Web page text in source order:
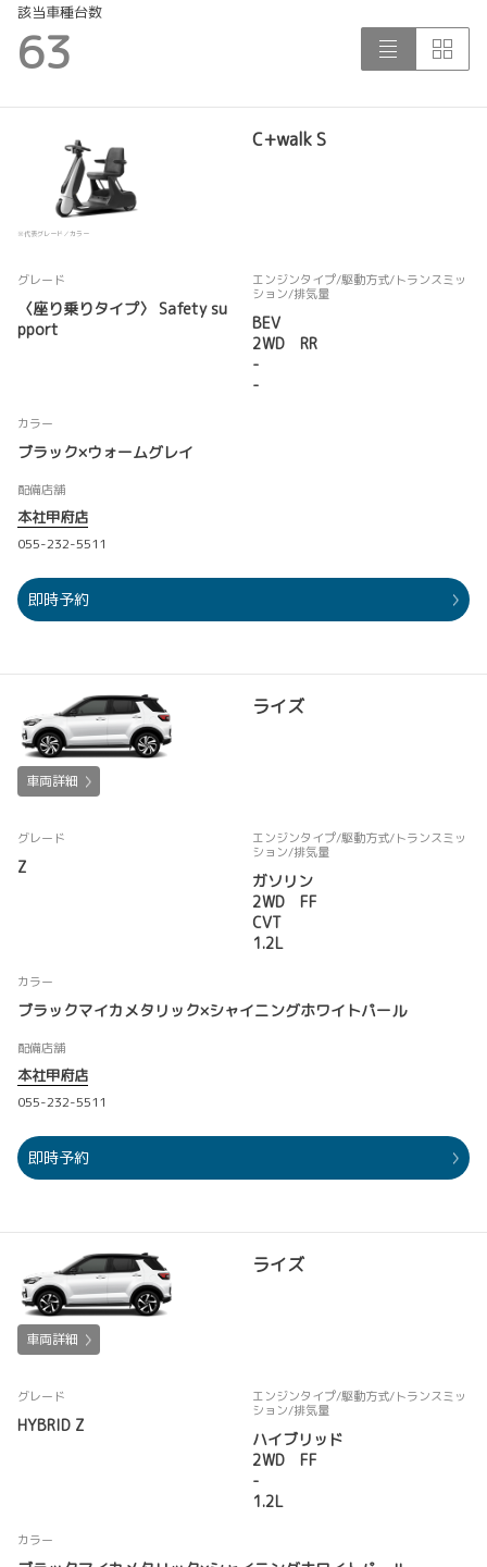
該当車種台数
63
C+walk S
※代表グレード／カラー
グレード
〈座り乗りタイプ〉 Safety su
pport
エンジンタイプ/駆動方式/トランスミッ
ション/排気量
BEV
2WD RR
-
-
カラー
ブラック×ウォームグレイ
配備店舗
本社甲府店
055-232-5511
即時予約
ライズ
車両詳細
グレード
Z
エンジンタイプ/駆動方式/トランスミッ
ション/排気量
ガソリン
2WD FF
CVT
1.2L
カラー
ブラックマイカメタリック×シャイニングホワイトパール
配備店舗
本社甲府店
055-232-5511
即時予約
ライズ
車両詳細
グレード
HYBRID Z
エンジンタイプ/駆動方式/トランスミッ
ション/排気量
ハイブリッド
2WD FF
-
1.2L
カラー